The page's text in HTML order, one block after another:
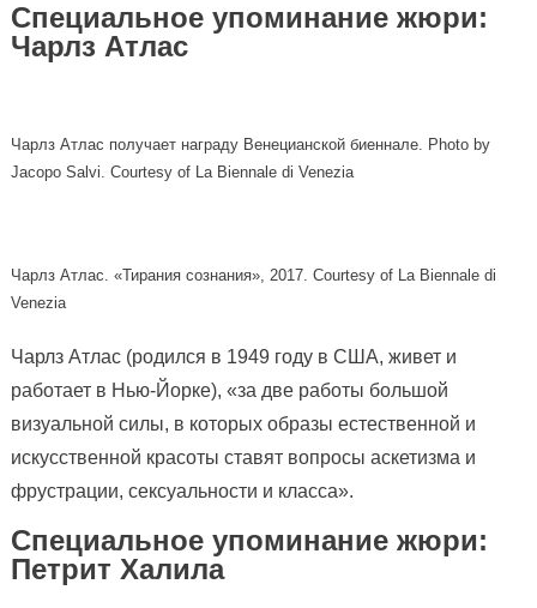
Специальное упоминание жюри:
Чарлз Атлас
Чарлз Атлас получает награду Венецианской биеннале. Photo by
Jacopo Salvi. Courtesy of La Biennale di Venezia
Чарлз Атлас. «Тирания сознания», 2017. Courtesy of La Biennale di
Venezia
Чарлз Атлас (родился в 1949 году в США, живет и
работает в Нью-Йорке), «за две работы большой
визуальной силы, в которых образы естественной и
искусственной красоты ставят вопросы аскетизма и
фрустрации, сексуальности и класса».
Специальное упоминание жюри:
Петрит Халила